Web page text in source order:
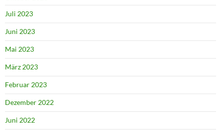
Juli 2023
Juni 2023
Mai 2023
März 2023
Februar 2023
Dezember 2022
Juni 2022